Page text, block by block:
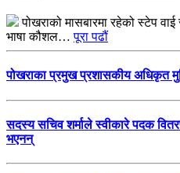
पोखराको मासबारमा रहेको स्टेप
भाषा कौशल…पूरा पढौं
पोखराका प्रमुख प्रशासकीय अधिकृत
सदस्य सचिव शर्माले स्वीकारे पदक
भएनन्